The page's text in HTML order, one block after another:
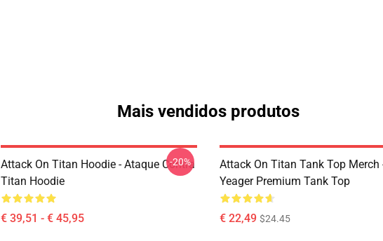
Mais vendidos produtos
Attack On Titan Hoodie - Ataque Contra
Titan Hoodie
€ 39,51 - € 45,95
-20%
Attack On Titan Tank Top Merch
Yeager Premium Tank Top
€ 22,49 $24.45